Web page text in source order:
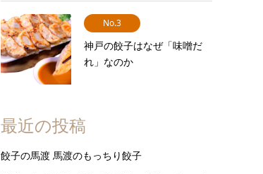
No.3
神戸の餃子はなぜ「味噌だ
れ」なのか
最近の投稿
餃子の馬渡 馬渡のもっちり餃子